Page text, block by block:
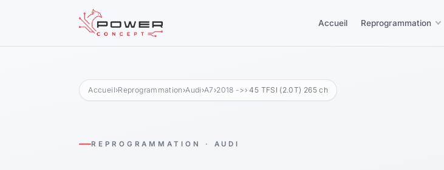
Accueil Reprogrammation
Accueil›Reprogrammation ›Audi ›A7 ›2018 -> › 45 TFSI (2.0T) 265 ch
REPROGRAMMATION · AUDI